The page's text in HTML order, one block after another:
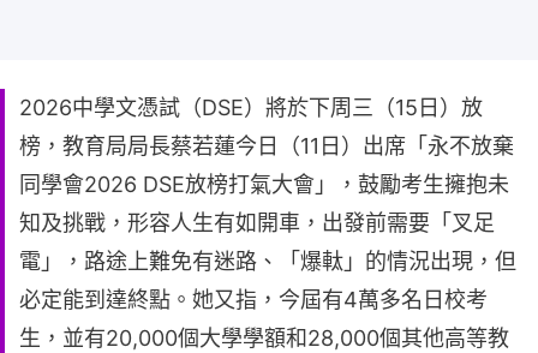
2026中學文憑試（DSE）將於下周三（15日）放
榜，教育局局長蔡若蓮今日（11日）出席「永不放棄
同學會2026 DSE放榜打氣大會」，鼓勵考生擁抱未
知及挑戰，形容人生有如開車，出發前需要「叉足
電」，路途上難免有迷路、「爆軚」的情況出現，但
必定能到達終點。她又指，今屆有4萬多名日校考
生，並有20,000個大學學額和28,000個其他高等教